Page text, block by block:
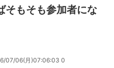
そもそも参加者にな
07/06(月)07:06:03 0